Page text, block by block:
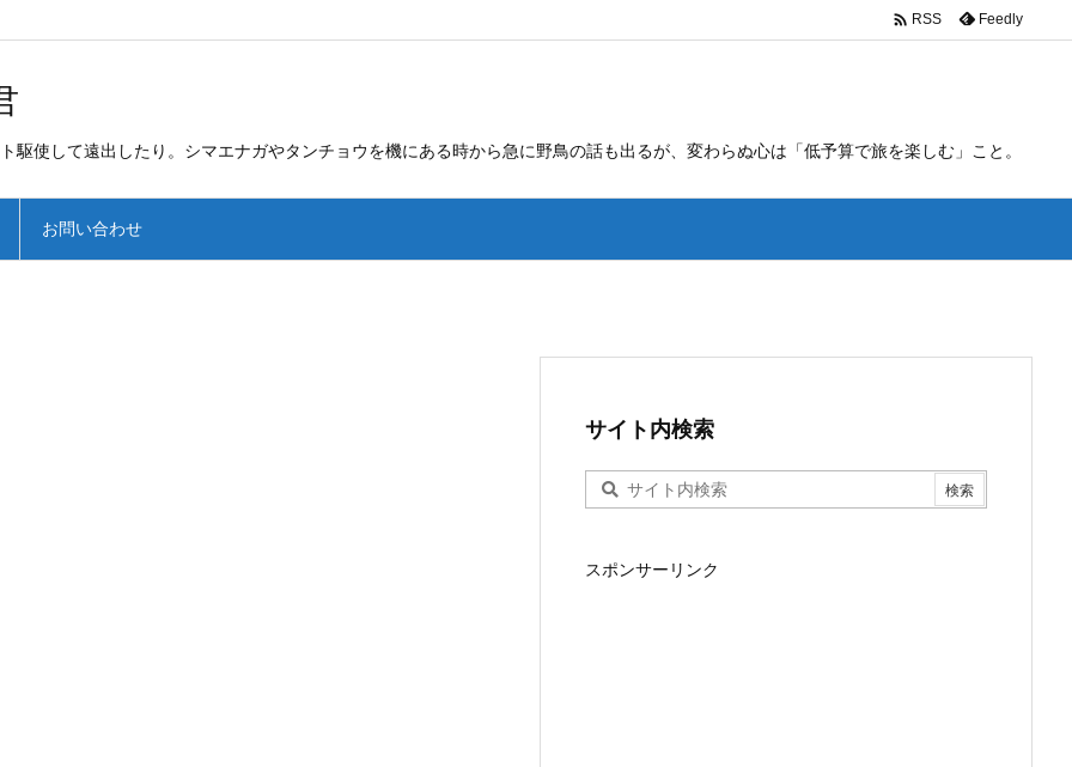
使して遠出したり。シマエナガやタンチョウを機にある時から急に野鳥の話も出るが、変わらぬ心は「低予算で旅を楽しむ」こと。
お問い合わせ
 RSS Feedly
サイト内検索
スポンサーリンク